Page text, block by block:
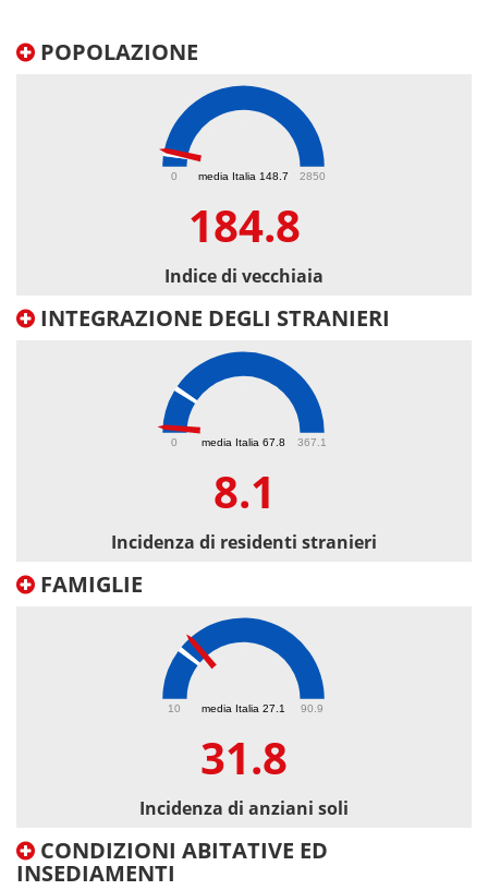
POPOLAZIONE
media Italia 148.7
0 2850
184.8
Indice di vecchiaia
INTEGRAZIONE DEGLI STRANIERI
media Italia 67.8
0 367.1
8.1
Incidenza di residenti stranieri
FAMIGLIE
media Italia 27.1
10 90.9
31.8
Incidenza di anziani soli
CONDIZIONI ABITATIVE ED
INSEDIAMENTI